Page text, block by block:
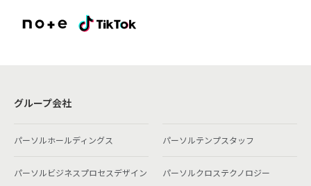
グループ会社
パーソルホールディングス パーソルテンプスタッフ
パーソルビジネスプロセスデザイン パーソルクロステクノロジー